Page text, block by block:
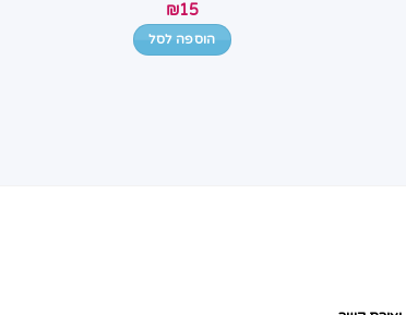
₪15
הוספה לסל